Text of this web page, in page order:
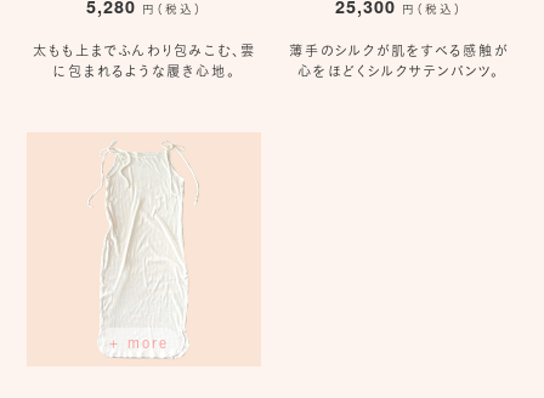
5,280 円（税込）
太もも上までふんわり包みこむ、雲
に包まれるような履き心地。
25,300 円（税込）
薄手のシルクが肌をすべる感触が
心をほどくシルクサテンパンツ。
+ more